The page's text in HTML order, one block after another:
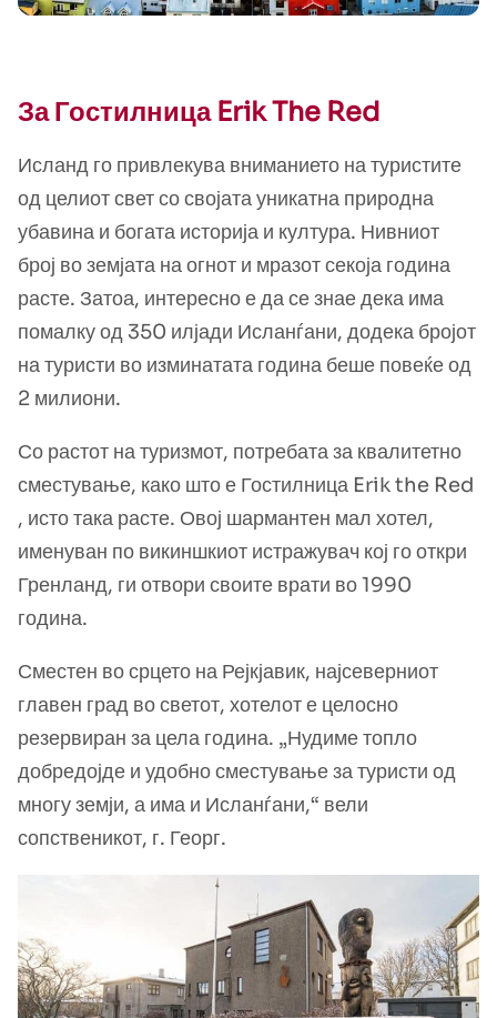
За Гостилница Erik The Red
Исланд го привлекува вниманието на туристите
од целиот свет со својата уникатна природна
убавина и богата историја и култура. Нивниот
број во земјата на огнот и мразот секоја година
расте. Затоа, интересно е да се знае дека има
помалку од 350 илјади Исланѓани, додека бројот
на туристи во изминатата година беше повеќе од
2 милиони.
Со растот на туризмот, потребата за квалитетно
сместување, како што е Гостилница Erik the Red
, исто така расте. Овој шармантен мал хотел,
именуван по викиншкиот истражувач кој го откри
Гренланд, ги отвори своите врати во 1990
година.
Сместен во срцето на Рејкјавик, најсеверниот
главен град во светот, хотелот е целосно
резервиран за цела година. „Нудиме топло
добредојде и удобно сместување за туристи од
многу земји, а има и Исланѓани,“ вели
сопственикот, г. Георг.